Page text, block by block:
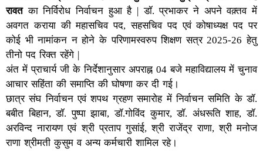
रावतका निर्विरोध निर्वाचन हुआ है | डॉ. प्रभाकर ने अपने वक़्तव में
अवगत कराया की महासचिव पद, सहसचिव पद एवं कोषाध्यक्ष पद पर
कोई भी नामांकन न होने के परिणामस्वरुप शिक्षण सत्र 2025-26 हेतु
तीनो पद रिक्त रहेंगे |
अंत में प्राचार्य जी के निर्देशानुसार अपराह्न 04 बजे महाविद्यालय में चुनाव
आचार सहिंता की समाप्ति की घोषणा कर दी गई।
छात्र संघ निर्वाचन एवं शपथ ग्रहण समारोह में निर्वाचन समिति के डॉ.
बबीत बिहान, डॉ. पुष्पा झाबा, डॉ.गोविंद कुमार, डॉ. अंधरूति शाह, डॉ.
अरविन्द नारायण एवं श्री प्रताप गुसांई, श्री राजेंद्र राणा, श्री मनोज
राणा श्रीमती कुसुम व अन्य कर्मचारी शामिल रहे।